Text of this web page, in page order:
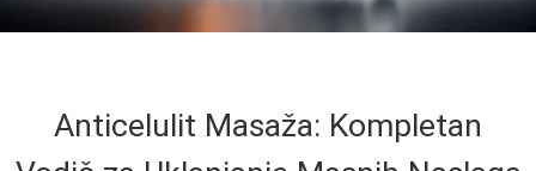
Anticelulit Masaža: Kompletan